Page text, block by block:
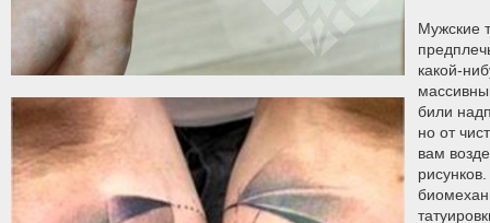
Мужские
какой-
били
но от
вам